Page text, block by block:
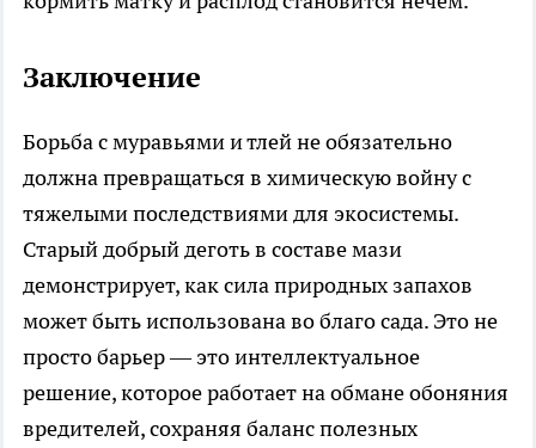
Заключение
Борьба с муравьями и тлей не обязательно
должна превращаться в химическую войну с
тяжелыми последствиями для экосистемы.
Старый добрый деготь в составе мази
демонстрирует, как сила природных запахов
может быть использована во благо сада. Это не
просто барьер — это интеллектуальное
решение, которое работает на обмане обоняния
вредителей, сохраняя баланс полезных